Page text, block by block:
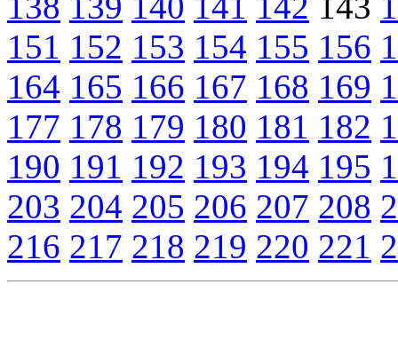
151 152 153 154 155 156
164 165 166 167 168 169
177 178 179 180 181 182
190 191 192 193 194 195
203 204 205 206 207 208
216 217 218 219 220 221